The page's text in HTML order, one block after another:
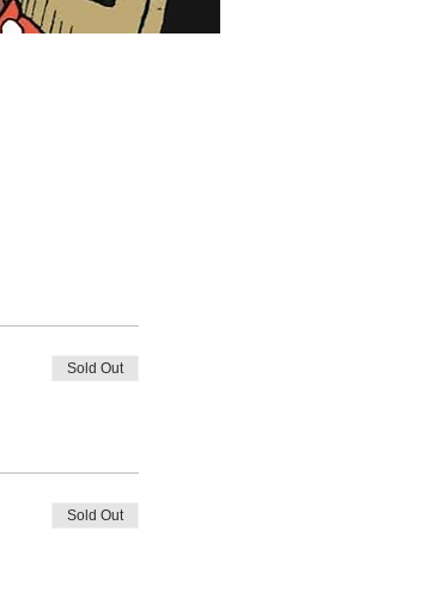
Sold Out
Sold Out